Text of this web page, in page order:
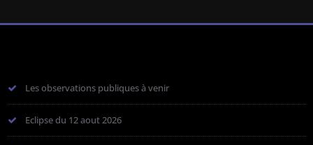
Les observations publiques à venir
Eclipse du 12 aout 2026